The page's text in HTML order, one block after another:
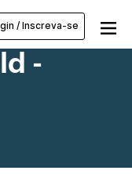
/ Inscreva-se
-